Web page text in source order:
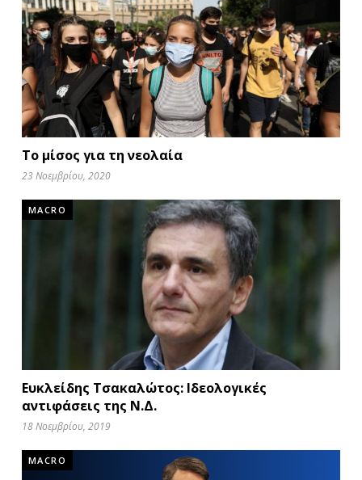
Το μίσος για τη νεολαία
23 Νοεμβρίου, 2020
MACRO
Ευκλείδης Τσακαλώτος: Ιδεολογικές
αντιφάσεις της Ν.Δ.
18 Νοεμβρίου, 2019
MACRO